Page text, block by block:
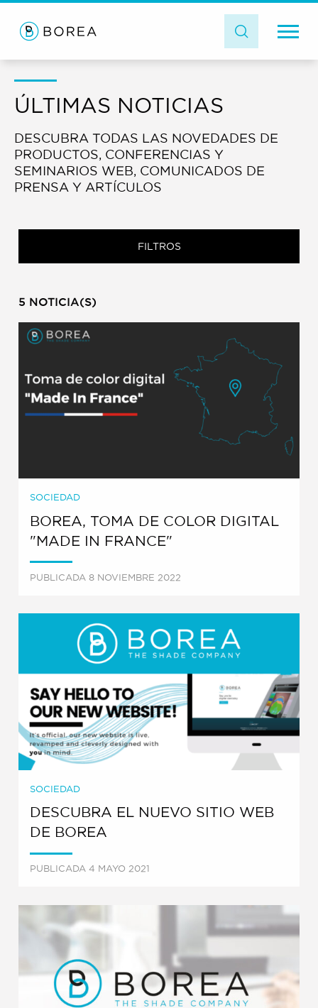
ÚLTIMAS NOTICIAS
DESCUBRA TODAS LAS NOVEDADES DE
PRODUCTOS, CONFERENCIAS Y
SEMINARIOS WEB, COMUNICADOS DE
PRENSA Y ARTÍCULOS
FILTROS
5 NOTICIA(S)
SOCIEDAD
BOREA, TOMA DE COLOR DIGITAL
"MADE IN FRANCE"
PUBLICADA 8 NOVIEMBRE 2022
SOCIEDAD
DESCUBRA EL NUEVO SITIO WEB
DE BOREA
PUBLICADA 4 MAYO 2021